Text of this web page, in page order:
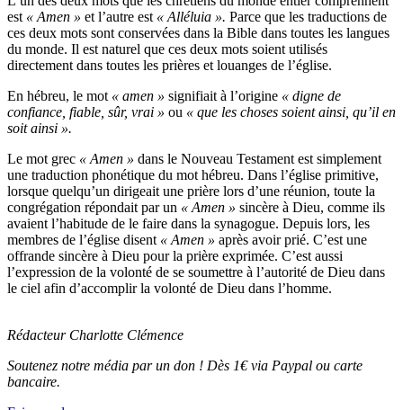
est « Amen » et l’autre est « Alléluia ». Parce que les traductions de
ces deux mots sont conservées dans la Bible dans toutes les langues
du monde. Il est naturel que ces deux mots soient utilisés
directement dans toutes les prières et louanges de l’église.
En hébreu, le mot « amen » signifiait à l’origine « digne de
confiance, fiable, sûr, vrai » ou « que les choses soient ainsi, qu’il en
soit ainsi ».
Le mot grec « Amen » dans le Nouveau Testament est simplement
une traduction phonétique du mot hébreu. Dans l’église primitive,
lorsque quelqu’un dirigeait une prière lors d’une réunion, toute la
congrégation répondait par un « Amen » sincère à Dieu, comme ils
avaient l’habitude de le faire dans la synagogue. Depuis lors, les
membres de l’église disent « Amen » après avoir prié. C’est une
offrande sincère à Dieu pour la prière exprimée. C’est aussi
l’expression de la volonté de se soumettre à l’autorité de Dieu dans
le ciel afin d’accomplir la volonté de Dieu dans l’homme.
Rédacteur Charlotte Clémence
Soutenez notre média par un don ! Dès 1€ via Paypal ou carte
bancaire.